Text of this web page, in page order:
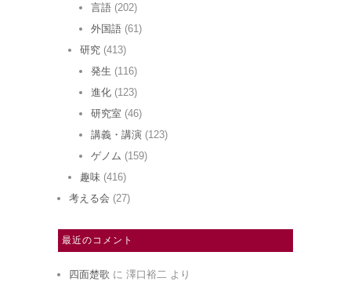
言語 (202)
外国語 (61)
研究 (413)
発生 (116)
進化 (123)
研究室 (46)
講義・講演 (123)
ゲノム (159)
趣味 (416)
考える会 (27)
最近のコメント
四面楚歌 に 澤口裕二 より